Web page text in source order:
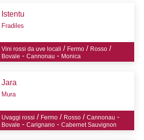
Istentu
Fradiles
Vini rossi da uve locali / Fermo / Rosso /
Bovale -Cannonau - Monica
Jara
Mura
Uvaggi rossi / Fermo / Rosso /Cannonau -
Bovale -Carignano -Cabernet Sauvignon